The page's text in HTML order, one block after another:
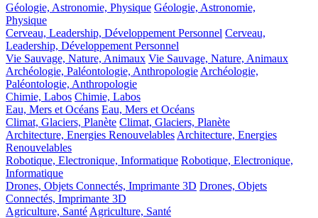
Géologie, Astronomie, Physique Géologie, Astronomie,
Physique
Cerveau, Leadership, Développement Personnel Cerveau,
Leadership, Développement Personnel
Vie Sauvage, Nature, Animaux Vie Sauvage, Nature, Animaux
Archéologie, Paléontologie, Anthropologie Archéologie,
Paléontologie, Anthropologie
Chimie, Labos Chimie, Labos
Eau, Mers et Océans Eau, Mers et Océans
Climat, Glaciers, Planète Climat, Glaciers, Planète
Architecture, Energies Renouvelables Architecture, Energies
Renouvelables
Robotique, Electronique, Informatique Robotique, Electronique,
Informatique
Drones, Objets Connectés, Imprimante 3D Drones, Objets
Connectés, Imprimante 3D
Agriculture, Santé Agriculture, Santé